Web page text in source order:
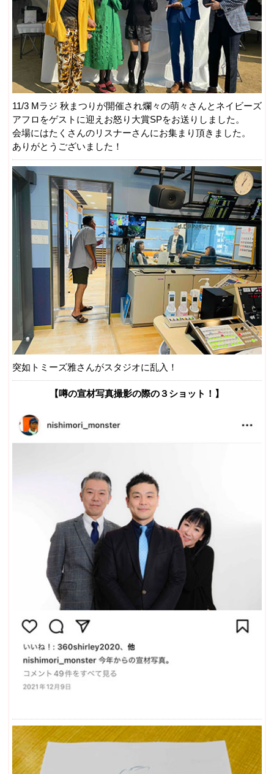
11/3 Mラジ 秋まつりが開催され爛々の萌々さんとネイビーズ
アフロをゲストに迎えお怒り大賞SPをお送りしました。
会場にはたくさんのリスナーさんにお集まり頂きました。
ありがとうございました！
突如トミーズ雅さんがスタジオに乱入！
【噂の宣材写真撮影の際の３ショット！】